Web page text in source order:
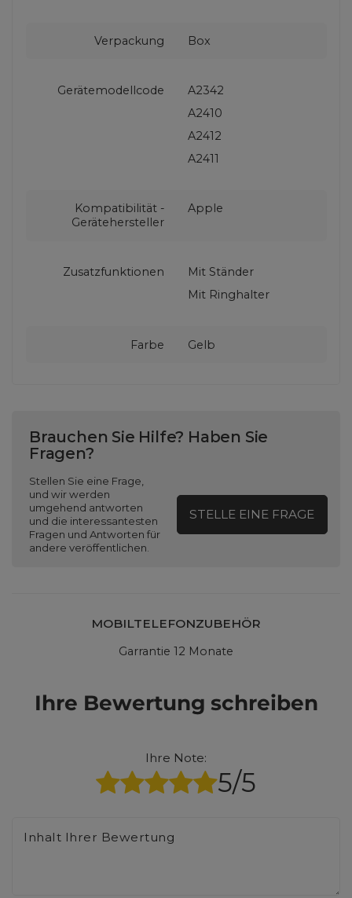
Verpackung Box
Gerätemodellcode
A2342
A2410
A2412
A2411
Kompatibilität -
Gerätehersteller
Apple
Zusatzfunktionen
Mit Ständer
Mit Ringhalter
Farbe Gelb
Brauchen Sie Hilfe? Haben Sie
Fragen?
Stellen Sie eine Frage,
und wir werden
umgehend antworten
und die interessantesten
Fragen und Antworten für
andere veröffentlichen.
STELLE EINE FRAGE
MOBILTELEFONZUBEHÖR
Garrantie 12 Monate
Ihre Bewertung schreiben
Ihre Note:
5/5
Inhalt Ihrer Bewertung